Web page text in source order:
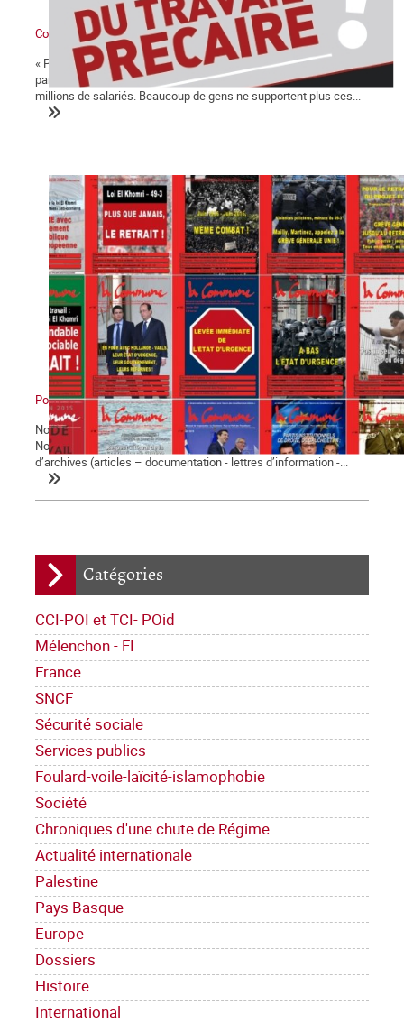
Catégories
CCI-POI et TCI- POid
Mélenchon - FI
France
SNCF
Sécurité sociale
Services publics
Foulard-voile-laïcité-islamophobie
Société
Chroniques d'une chute de Régime
Actualité internationale
Palestine
Pays Basque
Europe
Dossiers
Histoire
International
Comment naît le besoin d’un parti des travailleurs
« Personne ne nous représente ». Cet ouvrier de Roubaix sollicité
par le Point 1 à propos des élections exprime la sensation de
millions de salariés. Beaucoup de gens ne supportent plus ces...
Pourquoi militer avec La Commune ?
Notre journal La Commune paraît depuis bientôt vingt-cinq ans.
Notre site web met à la disposition de tous quinze années
d’archives (articles – documentation - lettres d’information -...